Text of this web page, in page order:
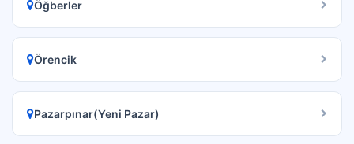
Öğberler
Örencik
Pazarpınar(Yeni Pazar)